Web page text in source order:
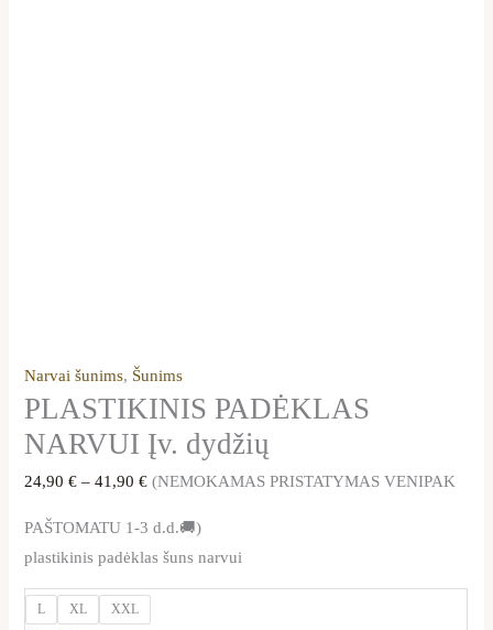
Narvai šunims, Šunims
PLASTIKINIS PADĖKLAS
NARVUI Įv. dydžių
24,90€ – 41,90€ (NEMOKAMAS PRISTATYMAS VENIPAK
PAŠTOMATU 1-3 d.d.🚚)
plastikinis padėklas šuns narvui
L XL XXL